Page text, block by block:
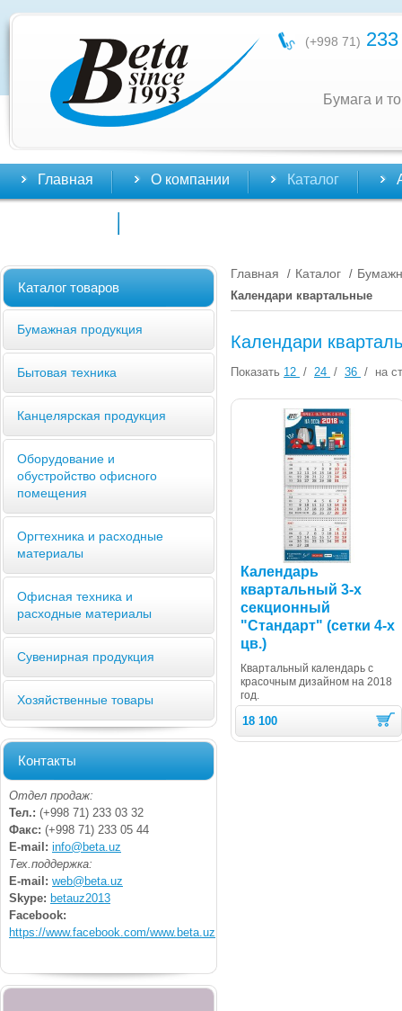
(+998 71)
Бумага и
Главная О компании Каталог
Каталог товаров
Бумажная продукция
Бытовая техника
Канцелярская продукция
Оборудование и
обустройство офисного
помещения
Оргтехника и расходные
материалы
Офисная техника и
расходные материалы
Сувенирная продукция
Хозяйственные товары
Контакты
Отдел продаж:
Тел.: (+998 71) 233 03 32
Факс: (+998 71) 233 05 44
E-mail: info@beta.uz
Тех.поддержка:
E-mail: web@beta.uz
Skype: betauz2013
Facebook:
https://www.facebook.com/www.beta.uz
Главная / Каталог /
Календари квартальные
Календари
Показать 12 / 24 / 36 / на
Календарь
квартальный 3-х
секционный
"Стандарт" (сетки 4-х
цв.)
Квартальный календарь с
красочным дизайном на 2018
год.
18 100